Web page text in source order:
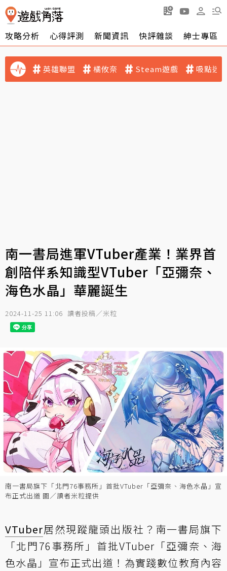
攻略分析 心得評測 新聞資訊 快評雜談 紳士專區
英雄聯盟 橘攸奈 Steam遊戲 吸點迷
南一書局進軍VTuber產業！業界首
創陪伴系知識型VTuber「亞彌奈、
海色水晶」華麗誕生
2024-11-25 11:06 讀者投稿／米粒
南一書局旗下「北門76事務所」首批VTuber「亞彌奈、海色水晶」宣
布正式出道 圖／讀者米粒提供
VTuber居然現蹤龍頭出版社？南一書局旗下
「北門76事務所」首批VTuber「亞彌奈、海
色水晶」宣布正式出道！為實踐數位教育內容